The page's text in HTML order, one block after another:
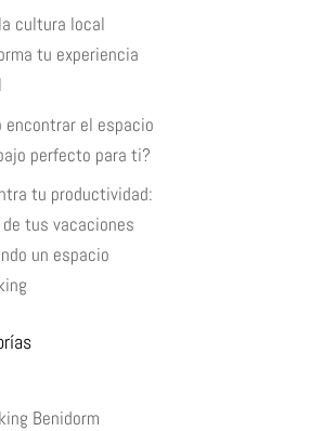
cultura local
tu experiencia
encontrar el espacio
perfecto para ti?
tu productividad:
tus vacaciones
un espacio
Benidorm